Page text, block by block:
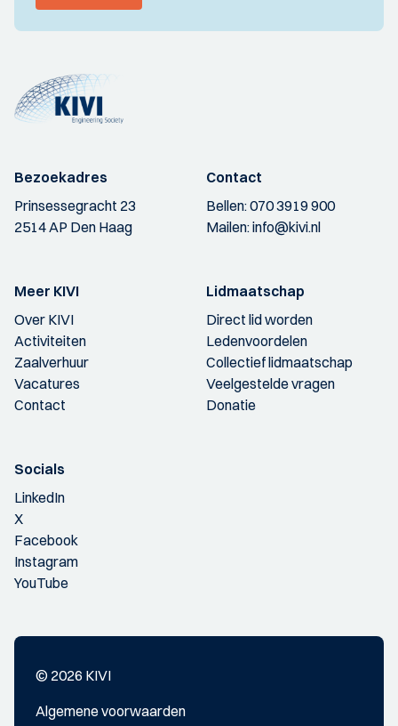
Bezoekadres
Prinsessegracht 23
2514 AP Den Haag
Contact
Bellen:070 3919 900
Mailen:info@kivi.nl
Meer KIVI
Over KIVI
Activiteiten
Zaalverhuur
Vacatures
Contact
Lidmaatschap
Direct lid worden
Ledenvoordelen
Collectief lidmaatschap
Veelgestelde vragen
Donatie
Socials
LinkedIn
X
Facebook
Instagram
YouTube
© 2026 KIVI
Algemene voorwaarden